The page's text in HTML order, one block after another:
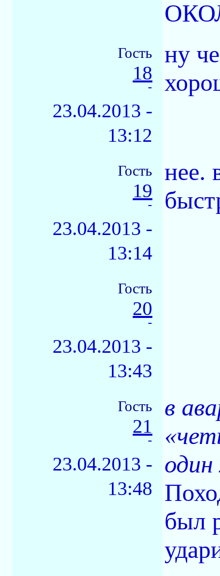
Гость
18
-
23.04.2013 -
13:12
ну
Гость
19
-
23.04.2013 -
13:14
нее.
Гость
20
-
23.04.2013 -
13:43
Гость
21
-
23.04.2013 -
13:48
в
был